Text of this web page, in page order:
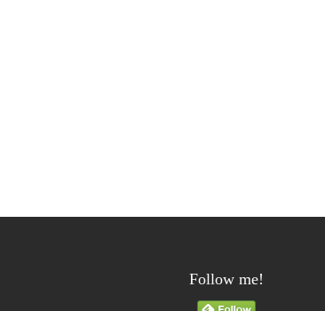
Follow me!